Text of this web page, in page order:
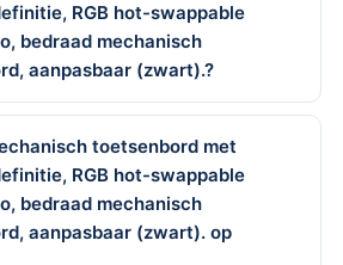
RGB hot-swappable
bedraad mechanisch
aanpasbaar (zwart).?
toetsenbord met
RGB hot-swappable
bedraad mechanisch
aanpasbaar (zwart). op